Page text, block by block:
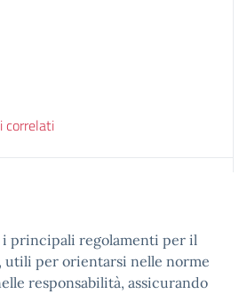
correlati
i principali regolamenti per il
utili per orientarsi nelle norme
responsabilità, assicurando